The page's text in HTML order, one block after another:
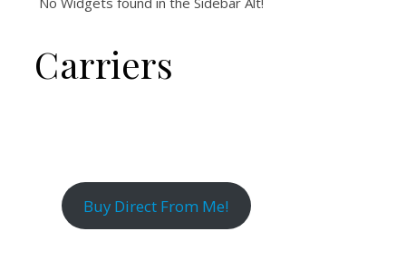
Carriers
Buy Direct From Me!